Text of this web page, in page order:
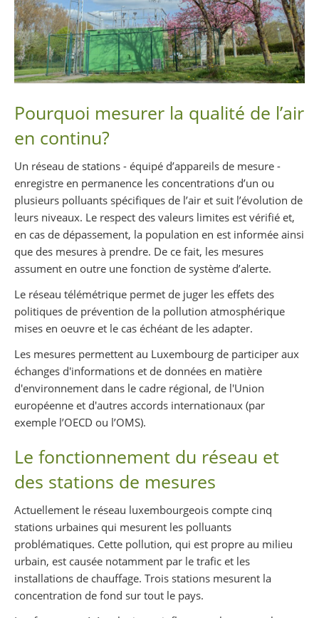
Pourquoi mesurer la qualité de l’air
en continu?
Un réseau de stations - équipé d’appareils de mesure -
enregistre en permanence les concentrations d’un ou
plusieurs polluants spécifiques de l’air et suit l’évolution de
leurs niveaux. Le respect des valeurs limites est vérifié et,
en cas de dépassement, la population en est informée ainsi
que des mesures à prendre. De ce fait, les mesures
assument en outre une fonction de système d’alerte.
Le réseau télémétrique permet de juger les effets des
politiques de prévention de la pollution atmosphérique
mises en oeuvre et le cas échéant de les adapter.
Les mesures permettent au Luxembourg de participer aux
échanges d'informations et de données en matière
d'environnement dans le cadre régional, de l'Union
européenne et d'autres accords internationaux (par
exemple l’OECD ou l’OMS).
Le fonctionnement du réseau et
des stations de mesures
Actuellement le réseau luxembourgeois compte cinq
stations urbaines qui mesurent les polluants
problématiques. Cette pollution, qui est propre au milieu
urbain, est causée notamment par le trafic et les
installations de chauffage. Trois stations mesurent la
concentration de fond sur tout le pays.